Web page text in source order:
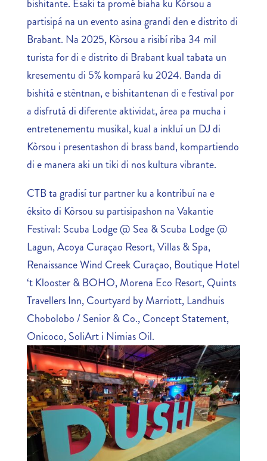
bishitante. Esaki ta promé biaha ku Kòrsou a
partisipá na un evento asina grandi den e distrito di
Brabant. Na 2025, Kòrsou a risibí riba 34 mil
turista for di e distrito di Brabant kual tabata un
kresementu di 5% kompará ku 2024. Banda di
bishitá e stèntnan, e bishitantenan di e festival por
a disfrutá di diferente aktividat, área pa mucha i
entretenementu musikal, kual a inkluí un DJ di
Kòrsou i presentashon di brass band, kompartiendo
di e manera aki un tiki di nos kultura vibrante.
CTB ta gradisí tur partner ku a kontribuí na e
éksito di Kòrsou su partisipashon na Vakantie
Festival: Scuba Lodge @ Sea & Scuba Lodge @
Lagun, Acoya Curaçao Resort, Villas & Spa,
Renaissance Wind Creek Curaçao, Boutique Hotel
‘t Klooster & BOHO, Morena Eco Resort, Quints
Travellers Inn, Courtyard by Marriott, Landhuis
Chobolobo / Senior & Co., Concept Statement,
Onicoco, SoliArt i Nimias Oil.